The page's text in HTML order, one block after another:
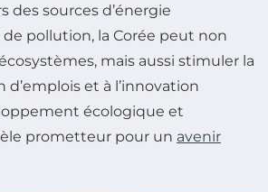
des sources d’énergie
pollution, la Corée peut non
mais aussi stimuler la
d’emplois et à l’innovation
écologique et
prometteur pour un avenir